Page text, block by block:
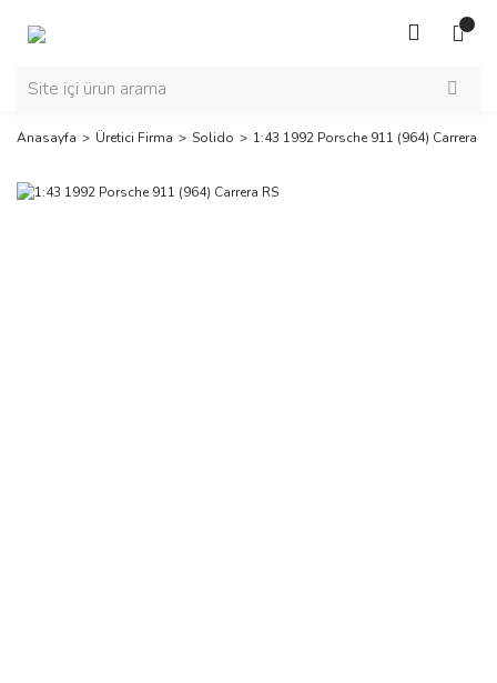
Anasayfa Üretici Firma Solido 1:43 1992 Porsche 911 (964) Carrera RS